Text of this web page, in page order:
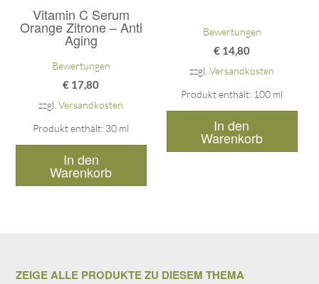
Vitamin C Serum
Orange Zitrone – Anti
Aging
Bewertungen
€ 17,80
zzgl.Versandkosten
Produkt enthält: 30 ml
In den
Warenkorb
Bewertungen
€ 14,80
zzgl.Versandkosten
Produkt enthält: 100 ml
In den
Warenkorb
ZEIGE ALLE PRODUKTE ZU DIESEM THEMA